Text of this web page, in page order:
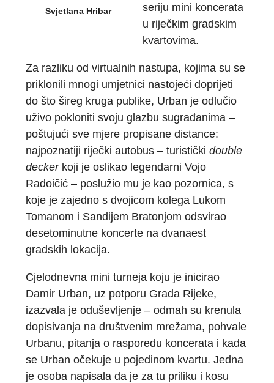
Svjetlana Hribar
seriju mini koncerata
u riječkim gradskim
kvartovima.
Za razliku od virtualnih nastupa, kojima su se
priklonili mnogi umjetnici nastojeći doprijeti
do što šireg kruga publike, Urban je odlučio
uživo pokloniti svoju glazbu sugrađanima –
poštujući sve mjere propisane distance:
najpoznatiji riječki autobus – turističkidouble
deckerkoji je oslikao legendarni Vojo
Radoičić – poslužio mu je kao pozornica, s
koje je zajedno s dvojicom kolega Lukom
Tomanom i Sandijem Bratonjom odsvirao
desetominutne koncerte na dvanaest
gradskih lokacija.
Cjelodnevna mini turneja koju je inicirao
Damir Urban, uz potporu Grada Rijeke,
izazvala je oduševljenje – odmah su krenula
dopisivanja na društvenim mrežama, pohvale
Urbanu, pitanja o rasporedu koncerata i kada
se Urban očekuje u pojedinom kvartu. Jedna
je osoba napisala da je za tu priliku i kosu